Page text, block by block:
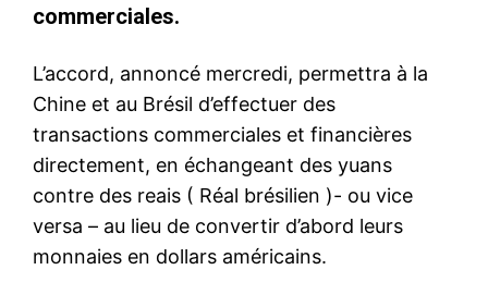
commerciales.
L’accord, annoncé mercredi, permettra à la
Chine et au Brésil d’effectuer des
transactions commerciales et financières
directement, en échangeant des yuans
contre des reais ( Réal brésilien )- ou vice
versa – au lieu de convertir d’abord leurs
monnaies en dollars américains.